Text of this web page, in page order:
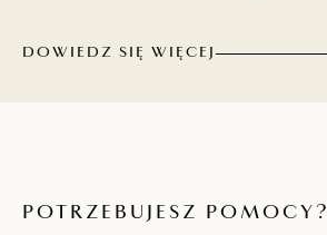
DOWIEDZ SIĘ WIĘCEJ
POTRZEBUJESZ POMOCY?